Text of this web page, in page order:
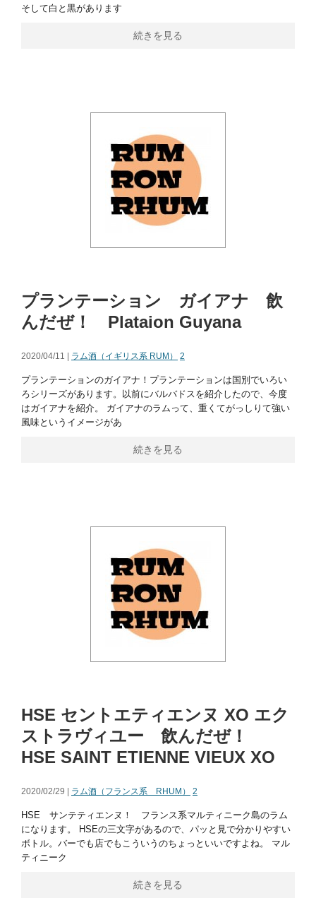
そして白と黒があります
続きを見る
プランテーション ガイアナ 飲
んだぜ！ Plataion Guyana
2020/04/11 | ラム酒（イギリス系 RUM） 2
プランテーションのガイアナ！プランテーションは国別でいろい
ろシリーズがあります。以前にバルバドスを紹介したので、今度
はガイアナを紹介。 ガイアナのラムって、重くてがっしりて強い
風味というイメージがあ
続きを見る
HSE セントエティエンヌ XO エク
ストラヴィユー 飲んだぜ！
HSE SAINT ETIENNE VIEUX XO
2020/02/29 | ラム酒（フランス系 RHUM） 2
HSE サンテティエンヌ！ フランス系マルティニーク島のラム
になります。 HSEの三文字があるので、パッと見で分かりやすい
ボトル。バーでも店でもこういうのちょっといいですよね。 マル
ティニーク
続きを見る